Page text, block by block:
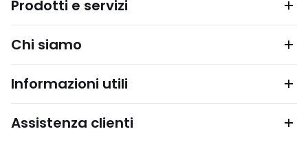
Prodotti e servizi
Chi siamo
Informazioni utili
Assistenza clienti